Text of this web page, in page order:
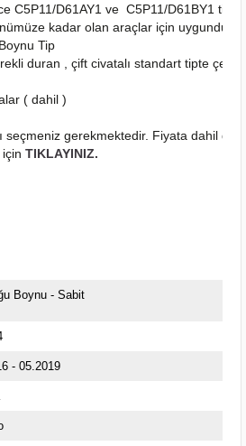
C5P11/D61AY1 ve C5P11/D61BY1
kadar olan araçlar için uygundur
Tip
duran , çift civatalı standart tipte çeki
( dahil )
seçmeniz gerekmektedir. Fiyata dahil
TIKLAYINIZ.
Boynu - Sabit
- 05.2019